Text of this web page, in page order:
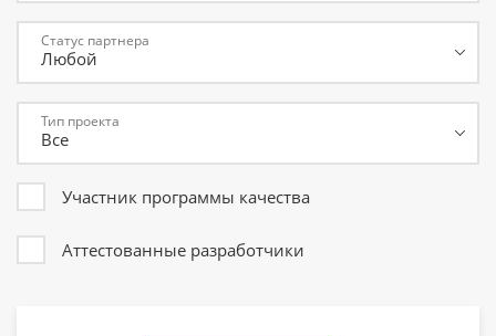
Статус партнера
Тип проекта
Участник программы качества
Аттестованные разработчики